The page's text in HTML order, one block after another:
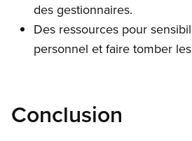
des gestionnaires.
Des ressources pour
personnel et faire tomber
Conclusion